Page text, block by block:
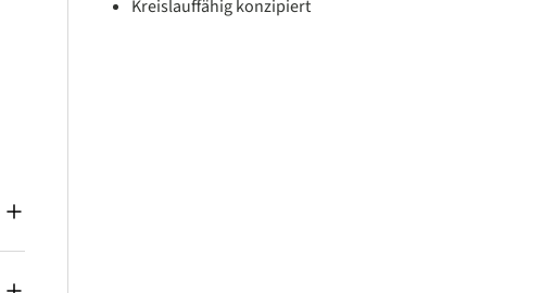
Kreislauffähig konzipiert